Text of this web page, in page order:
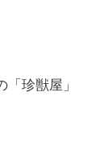
珍獣屋」